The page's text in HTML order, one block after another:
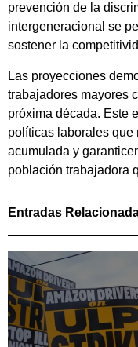
prevención de la
intergeneracional se
sostener la
Las proyecciones
trabajadores mayores
próxima década. Este
políticas laborales que
acumulada y
población trabajadora
Entradas